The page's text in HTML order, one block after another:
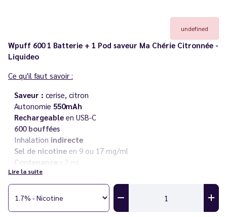
undefined
Wpuff 600 1 Batterie + 1 Pod saveur Ma Chérie Citronnée -
Liquideo
Ce qu'il faut savoir :
Saveur : cerise, citron
Autonomie 550mAh
Rechargeable en USB-C
600 bouffées
Inhalation indirecte
Sel de nicotine en 9 ou 17 mg/ml
Contenance : 2 ml
Fabriqué enFranceparLiquideo
Lire la suite